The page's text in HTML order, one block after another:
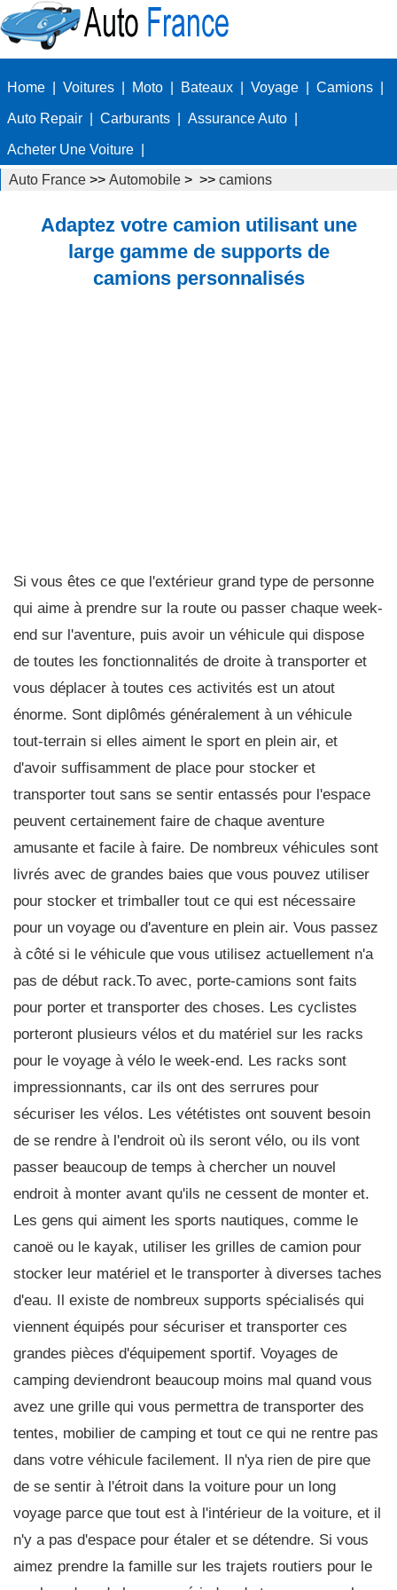
Home Voitures Moto Bateaux Voyage Camions
Auto Repair Carburants Assurance Auto
Acheter Une Voiture
Auto France >> Automobile > >> camions
Adaptez votre camion utilisant une
large gamme de supports de
camions personnalisés
Si vous êtes ce que l'extérieur grand type de personne
qui aime à prendre sur la route ou passer chaque week-
end sur l'aventure, puis avoir un véhicule qui dispose
de toutes les fonctionnalités de droite à transporter et
vous déplacer à toutes ces activités est un atout
énorme. Sont diplômés généralement à un véhicule
tout-terrain si elles aiment le sport en plein air, et
d'avoir suffisamment de place pour stocker et
transporter tout sans se sentir entassés pour l'espace
peuvent certainement faire de chaque aventure
amusante et facile à faire. De nombreux véhicules sont
livrés avec de grandes baies que vous pouvez utiliser
pour stocker et trimballer tout ce qui est nécessaire
pour un voyage ou d'aventure en plein air. Vous passez
à côté si le véhicule que vous utilisez actuellement n'a
pas de début rack.To avec, porte-camions sont faits
pour porter et transporter des choses. Les cyclistes
porteront plusieurs vélos et du matériel sur les racks
pour le voyage à vélo le week-end. Les racks sont
impressionnants, car ils ont des serrures pour
sécuriser les vélos. Les vététistes ont souvent besoin
de se rendre à l'endroit où ils seront vélo, ou ils vont
passer beaucoup de temps à chercher un nouvel
endroit à monter avant qu'ils ne cessent de monter et.
Les gens qui aiment les sports nautiques, comme le
canoë ou le kayak, utiliser les grilles de camion pour
stocker leur matériel et le transporter à diverses taches
d'eau. Il existe de nombreux supports spécialisés qui
viennent équipés pour sécuriser et transporter ces
grandes pièces d'équipement sportif. Voyages de
camping deviendront beaucoup moins mal quand vous
avez une grille qui vous permettra de transporter des
tentes, mobilier de camping et tout ce qui ne rentre pas
dans votre véhicule facilement. Il n'ya rien de pire que
de se sentir à l'étroit dans la voiture pour un long
voyage parce que tout est à l'intérieur de la voiture, et il
n'y a pas d'espace pour étaler et se détendre. Si vous
aimez prendre la famille sur les trajets routiers pour le